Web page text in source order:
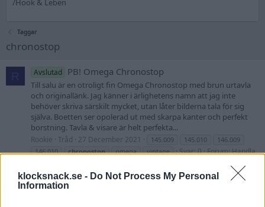
klocksnack.se - Do Not Process My Personal
Information
/Hook & Leben
Taggar
chronostop
R Avslutad PB! Omega Chronostop
Till salu är en otroligt fin Omega Chronostop med brun urtavla
och originallänk. Jag känner i ärlighetens namn att jag inte
behöver skriva särskilt mycket, utan låter bilderna tala för sig
själva. Boetten ser opolerad ut med skarpa kanter och perfekt
borstning. Tavla & visare är helt perfekta...
Rookie Tråd 27 December 2021 145.009 145.010
146.009
146.010
chronostop omega vintage Svar: 0 Forum:Handla
Tillbakadragen